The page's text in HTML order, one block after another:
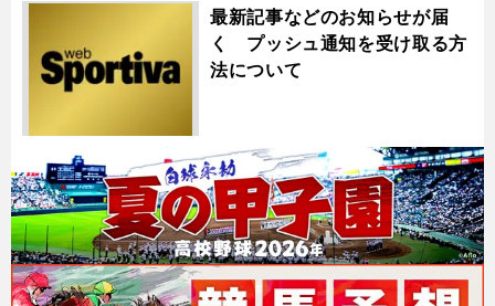
最新記事などのお知らせが届
く プッシュ通知を受け取る方
法について